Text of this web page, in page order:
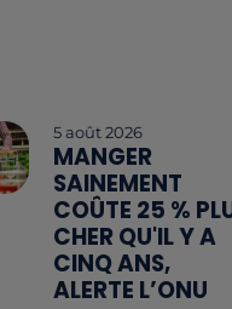
5 août 2026
MANGER
SAINEMENT
COÛTE 25 %
CHER QU'IL Y A
CINQ ANS,
ALERTE L’ONU